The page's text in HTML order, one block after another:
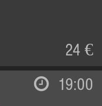
24 €
19:00